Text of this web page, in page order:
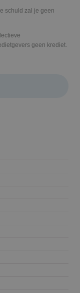
schuld zal je geen
geen krediet.